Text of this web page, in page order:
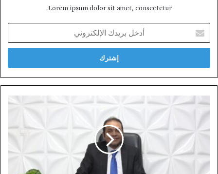
Lorem ipsum dolor sit amet, consectetur.
بريدك
الإلكتروني